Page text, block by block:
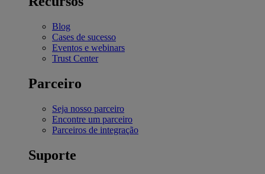
Blog
Cases de sucesso
Eventos e webinars
Trust Center
Parceiro
Seja nosso parceiro
Encontre um parceiro
Parceiros de integração
Suporte